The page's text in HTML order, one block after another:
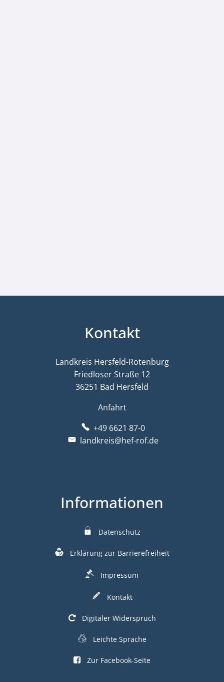
Kontakt
Landkreis Hersfeld-Rotenburg
Friedloser Straße 12
36251 Bad Hersfeld
Anfahrt
+49 6621 87-0
landkreis@hef-rof.de
Informationen
Datenschutz
Erklärung zur Barrierefreiheit
Impressum
Kontakt
Digitaler Widerspruch
Leichte Sprache
Zur Facebook-Seite